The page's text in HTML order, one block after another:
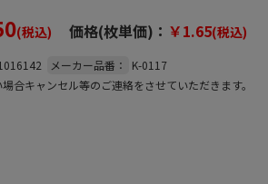
(税込) 価格(枚単価)： ￥1.65(税込)
メーカー品番：
K-0117
合キャンセル等のご連絡をさせていただきます。